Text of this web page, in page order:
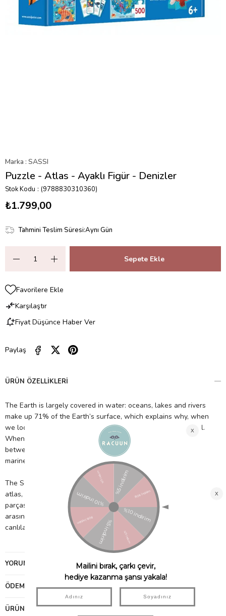
Marka : SASSI
Puzzle - Atlas - Ayaklı Figür - Denizler
Stok Kodu (9788830310360)
₺1.799,00
Tahmini Teslim Süresi:Aynı Gün
Favorilere Ekle
Karşılaştır
Fiyat Düşünce Haber Ver
Paylaş
ÜRÜN ÖZELLIKLERI
The Earth is largely covered in water: oceans, lakes and rivers
make up 71% of the Earth’s surface, which explains why, when
we look at our planet from space, we see it as a big blue ball.
When did oceans and seas form? What is the difference
between the sea and the ocean? What organisms live in the
marine ecosystem?
The Sea Ultimate Atlas seti detaylı bilgiler içeren 64 sayfalık
atlas, 40 quiz kartı, 500 parçalık puzzle ve 20 özel şekilli
parçasıyla okyanusun derinliklerini keşfedebilir; deniz ve okyanus
arasındaki farkları öğrenebilir ve deniz ekosisteminde yaşayan
canlılar hakkında bilgi edinebilirsiniz.
YORUMLAR
ÖDEME SEÇENEKLERI
ÜRÜN ÖNERILERI